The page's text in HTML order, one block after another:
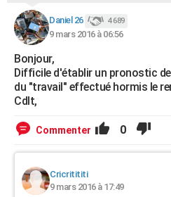
Dictionnaire
Biographies
Citations
Expressions
Proverbes
PROGRAMME TV
S'inscrire
Se connecter
Lycées
Collèges
Primaires
Universités
Entreprises
Service militaire
Avis de recherche
AVIS DE DÉCÈS
FORUM
Bricolage
Lifestyle
Culture
Sport
Auto
Television
Voyage
Cinema
Daniel 26 4 689
9 mars 2016 à 06:56
Bonjour,
Difficile d'établir un pronostic
du "travail" effectué hormis le
Cdlt,
Commenter 0
Cricritititi
9 mars 2016 à 17:49